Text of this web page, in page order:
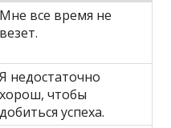
Мне все время не
везет.
Я недостаточно
хорош, чтобы
добиться успеха.